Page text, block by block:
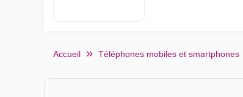
Accueil Téléphones mobiles et smartphones